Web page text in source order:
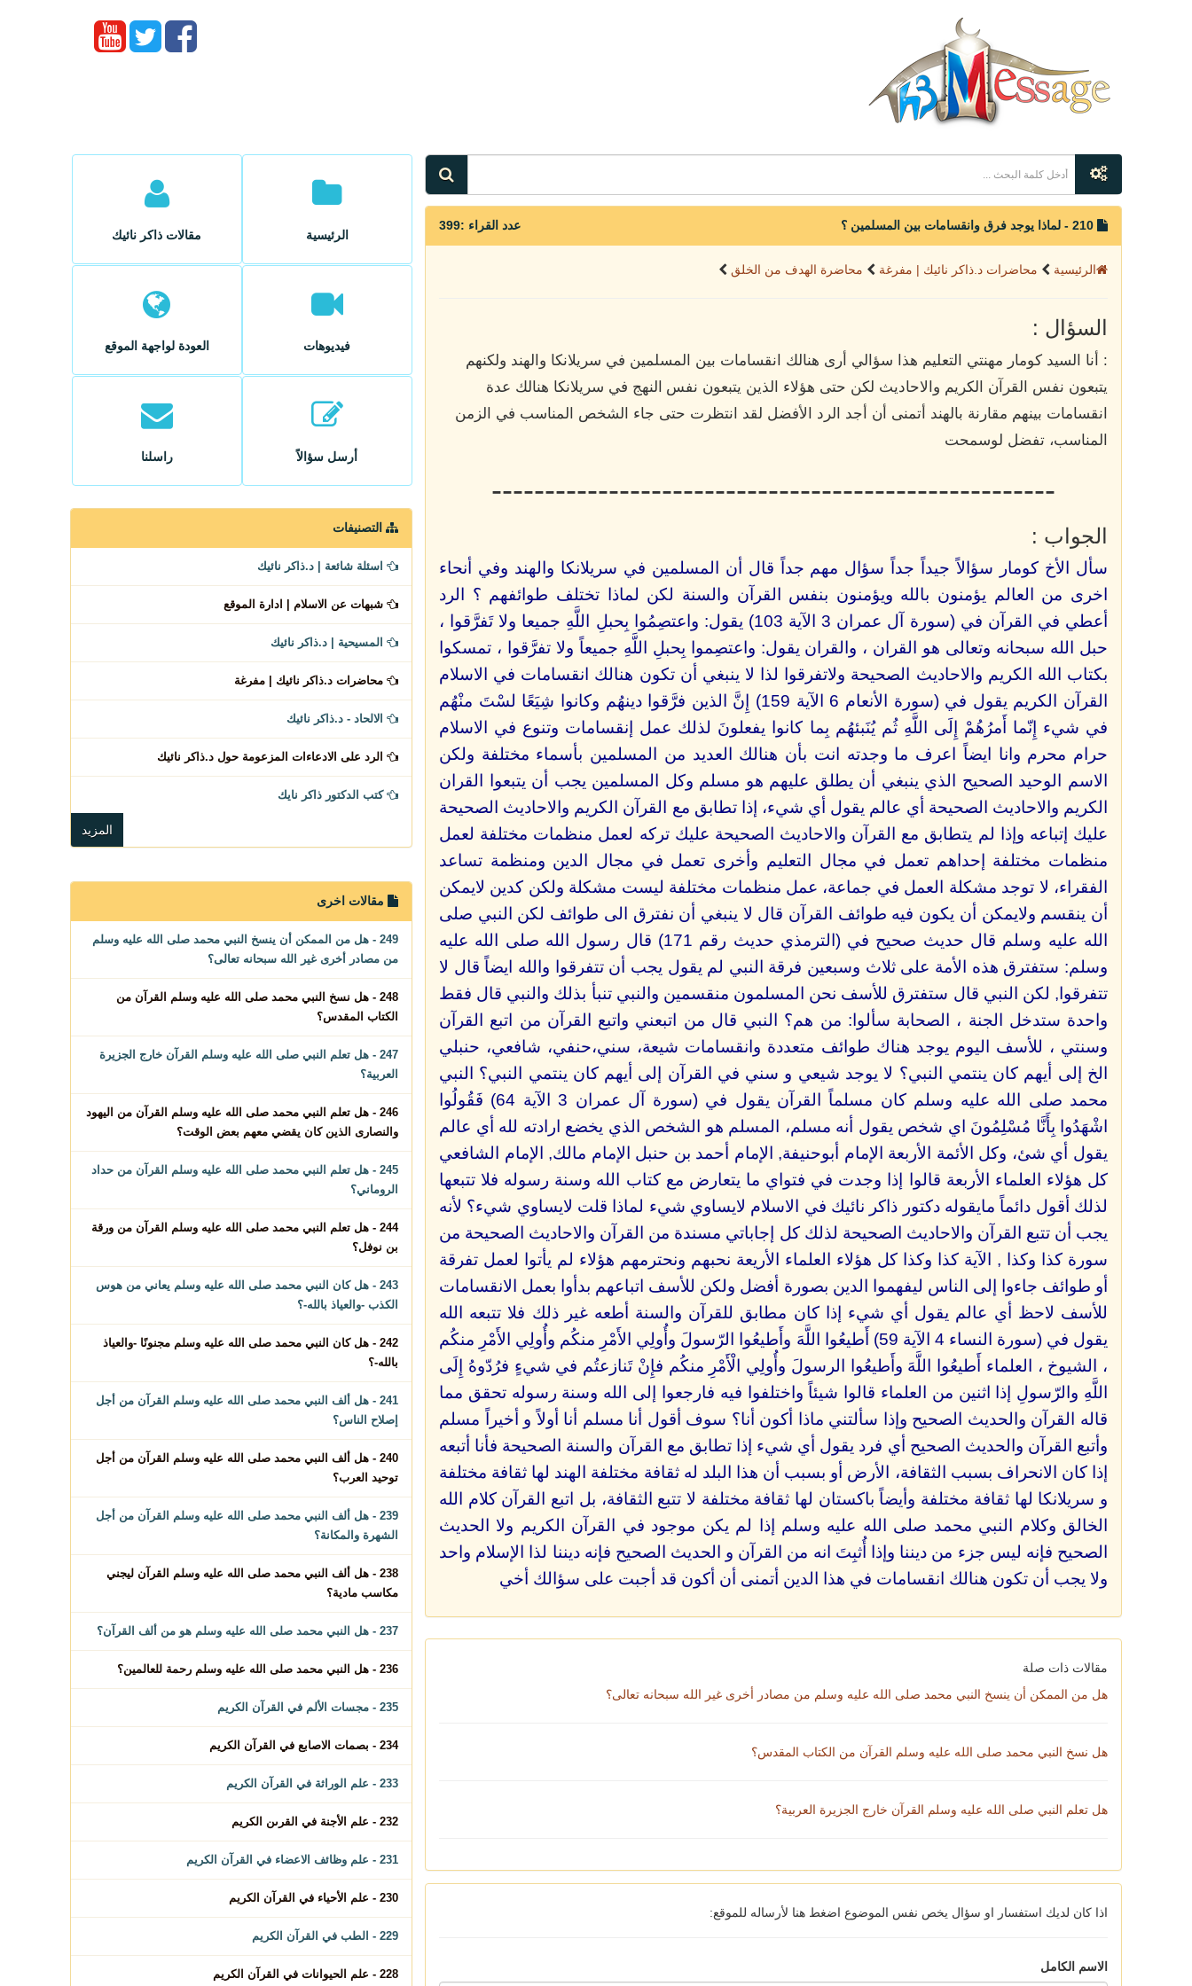
عدد القراء :399
الرئيسية محاضرات د.ذاكر نائيك | مفرغة محاضرة الهدف من الخلق
السؤال :
: أنا السيد كومار مهنتي التعليم هذا سؤالي أرى هنالك انقسامات بين المسلمين في سريلانكا والهند ولكنهم
يتبعون نفس القرآن الكريم والاحاديث لكن حتى هؤلاء الذين يتبعون نفس النهج في سريلانكا هنالك عدة
انقسامات بينهم مقارنة بالهند أتمنى أن أجد الرد الأفضل لقد انتظرت حتى جاء الشخص المناسب في الزمن
المناسب، تفضل لوسمحت
-----------------------------------------------------
الجواب :
سأل الأخ كومار سؤالاً جيداً جداً سؤال مهم جداً قال أن المسلمين في سريلانكا والهند وفي أنحاء
اخرى من العالم يؤمنون بالله ويؤمنون بنفس القرآن والسنة لكن لماذا تختلف طوائفهم ؟ الرد
أعطي في القرآن في (سورة آل عمران 3 الآية 103) يقول: واعتصِمُوا بِحبلِ اللَّهِ جميعا ولا تَفرَّقوا ،
حبل الله سبحانه وتعالى هو القران ، والقران يقول: واعتصِموا بِحبلِ اللَّهِ جميعاً ولا تفرَّقوا ، تمسكوا
بكتاب الله الكريم والاحاديث الصحيحة ولاتفرقوا لذا لا ينبغي أن تكون هنالك انقسامات في الاسلام
القرآن الكريم يقول في (سورة الأنعام 6 الآية 159) إِنَّ الذين فرَّقوا دينهُم وكانوا شِيَعًا لسْتَ منْهُم
في شيء إِنّما أَمرُهُمْ إِلَى اللَّهِ ثُم يُنَبئهُم بِما كانوا يفعلونَ لذلك عمل إنقسامات وتنوع في الاسلام
حرام محرم وانا ايضاً اعرف ما وجدته انت بأن هنالك العديد من المسلمين بأسماء مختلفة ولكن
الاسم الوحيد الصحيح الذي ينبغي أن يطلق عليهم هو مسلم وكل المسلمين يجب أن يتبعوا القران
الكريم والاحاديث الصحيحة أي عالم يقول أي شيء، إذا تطابق مع القرآن الكريم والاحاديث الصحيحة
عليك إتباعه وإذا لم يتطابق مع القرآن والاحاديث الصحيحة عليك تركه لعمل منظمات مختلفة لعمل
منظمات مختلفة إحداهم تعمل في مجال التعليم وأخرى تعمل في مجال الدين ومنظمة تساعد
الفقراء، لا توجد مشكلة العمل في جماعة، عمل منظمات مختلفة ليست مشكلة ولكن كدين لايمكن
أن ينقسم ولايمكن أن يكون فيه طوائف القرآن قال لا ينبغي أن نفترق الى طوائف لكن النبي صلى
الله عليه وسلم قال حديث صحيح في (الترمذي حديث رقم 171) قال رسول الله صلى الله عليه
وسلم: ستفترق هذه الأمة على ثلاث وسبعين فرقة النبي لم يقول يجب أن تتفرقوا والله ايضاً قال لا
تتفرقوا, لكن النبي قال ستفترق للأسف نحن المسلمون منقسمين والنبي تنبأ بذلك والنبي قال فقط
واحدة ستدخل الجنة ، الصحابة سألوا: من هم؟ النبي قال من اتبعني واتبع القرآن من اتبع القرآن
وسنتي ، للأسف اليوم يوجد هناك طوائف متعددة وانقسامات شيعة، سني،حنفي، شافعي، حنبلي
الخ إلى أيهم كان ينتمي النبي؟ لا يوجد شيعي و سني في القرآن إلى أيهم كان ينتمي النبي؟ النبي
محمد صلى الله عليه وسلم كان مسلماً القرآن يقول في (سورة آل عمران 3 الآية 64) فَقُولُوا
اشْهَدُوا بِأَنَّا مُسْلِمُونَ اي شخص يقول أنه مسلم، المسلم هو الشخص الذي يخضع ارادته لله أي عالم
يقول أي شئ، وكل الأئمة الأربعة الإمام أبوحنيفة, الإمام أحمد بن حنبل الإمام مالك, الإمام الشافعي
كل هؤلاء العلماء الأربعة قالوا إذا وجدت في فتواي ما يتعارض مع كتاب الله وسنة رسوله فلا تتبعها
لذلك أقول دائماً مايقوله دكتور ذاكر نائيك في الاسلام لايساوي شيء لماذا قلت لايساوي شيء؟ لأنه
يجب أن تتبع القرآن والاحاديث الصحيحة لذلك كل إجاباتي مسندة من القرآن والاحاديث الصحيحة من
سورة كذا وكذا , الآية كذا وكذا كل هؤلاء العلماء الأريعة نحبهم ونحترمهم هؤلاء لم يأتوا لعمل تفرقة
أو طوائف جاءوا إلى الناس ليفهموا الدين بصورة أفضل ولكن للأسف اتباعهم بدأوا بعمل الانقسامات
للأسف لاحظ أي عالم يقول أي شيء إذا كان مطابق للقرآن والسنة أطعه غير ذلك فلا تتبعه الله
يقول في (سورة النساء 4 الآية 59) أَطيعُوا اللَّهَ وأَطيعُوا الرّسولَ وأُولِي الأَمْرِ منكُم وأُولِي الأَمْرِ منكُم
، الشيوخ ، العلماء أَطيعُوا اللَّهَ وأَطيعُوا الرسولَ وأُولِي الْأَمْرِ منكُم فإِنْ تَنازعتُم في شيءٍ فرُدّوهُ إِلَى
اللَّهِ والرّسولِ إذا اثنين من العلماء قالوا شيئاً واختلفوا فيه فارجعوا إلى الله وسنة رسوله تحقق مما
قاله القرآن والحديث الصحيح وإذا سألتني ماذا أكون أنا؟ سوف أقول أنا مسلم أنا أولاً و أخيراً مسلم
وأتبع القرآن والحديث الصحيح أي فرد يقول أي شيء إذا تطابق مع القرآن والسنة الصحيحة فأنا أتبعه
إذا كان الانحراف بسبب الثقافة، الأرض أو بسبب أن هذا البلد له ثقافة مختلفة الهند لها ثقافة مختلفة
و سريلانكا لها ثقافة مختلفة وأيضاً باكستان لها ثقافة مختلفة لا تتبع الثقافة، بل اتبع القرآن كلام الله
الخالق وكلام النبي محمد صلى الله عليه وسلم إذا لم يكن موجود في القرآن الكريم ولا الحديث
الصحيح فإنه ليس جزء من ديننا وإذا أُثبِتَ انه من القرآن و الحديث الصحيح فإنه ديننا لذا الإسلام واحد
ولا يجب أن تكون هنالك انقسامات في هذا الدين أتمنى أن أكون قد أجبت على سؤالك أخي
مقالات ذات صلة
هل من الممكن أن ينسخ النبي محمد صلى الله عليه وسلم من مصادر أخرى غير الله سبحانه تعالى؟
هل نسخ النبي محمد صلى الله عليه وسلم القرآن من الكتاب المقدس؟
هل تعلم النبي صلى الله عليه وسلم القرآن خارج الجزيرة العربية؟
اذا كان لديك استفسار او سؤال يخص نفس الموضوع اضغط هنا لأرساله للموقع:
الاسم الكامل
الرئيسية مقالات ذاكر نائيك
فيديوهات العودة لواجهة الموقع
أرسل سؤالاً راسلنا
التصنيفات
اسئلة شائعة | د.ذاكر نائيك
شبهات عن الاسلام | ادارة الموقع
المسيحية | د.ذاكر نائيك
محاضرات د.ذاكر نائيك | مفرغة
الالحاد - د.ذاكر نائيك
الرد على الادعاءات المزعومة حول د.ذاكر نائيك
كتب الدكتور ذاكر نايك
المزيد
مقالات اخرى
249 - هل من الممكن أن ينسخ النبي محمد صلى الله عليه وسلم
من مصادر أخرى غير الله سبحانه تعالى؟
248 - هل نسخ النبي محمد صلى الله عليه وسلم القرآن من
الكتاب المقدس؟
247 - هل تعلم النبي صلى الله عليه وسلم القرآن خارج الجزيرة
العربية؟
246 - هل تعلم النبي محمد صلى الله عليه وسلم القرآن من اليهود
والنصارى الذين كان يقضي معهم بعض الوقت؟
245 - هل تعلم النبي محمد صلى الله عليه وسلم القرآن من حداد
الروماني؟
244 - هل تعلم النبي محمد صلى الله عليه وسلم القرآن من ورقة
بن نوفل؟
243 - هل كان النبي محمد صلى الله عليه وسلم يعاني من هوس
الكذب -والعياذ بالله-؟
242 - هل كان النبي محمد صلى الله عليه وسلم مجنونًا -والعياذ
بالله-؟
241 - هل ألف النبي محمد صلى الله عليه وسلم القرآن من أجل
إصلاح الناس؟
240 - هل ألف النبي محمد صلى الله عليه وسلم القرآن من أجل
توحيد العرب؟
239 - هل ألف النبي محمد صلى الله عليه وسلم القرآن من أجل
الشهرة والمكانة؟
238 - هل ألف النبي محمد صلى الله عليه وسلم القرآن ليجني
مكاسب مادية؟
237 - هل النبي محمد صلى الله عليه وسلم هو من ألف القرآن؟
236 - هل النبي محمد صلى الله عليه وسلم رحمة للعالمين؟
235 - مجسات الألم في القرآن الكريم
234 - بصمات الاصابع في القرآن الكريم
233 - علم الوراثة في القرآن الكريم
232 - علم الأجنة في القرىن الكريم
231 - علم وظائف الاعضاء في القرآن الكريم
230 - علم الأحياء في القرآن الكريم
229 - الطب في القرآن الكريم
228 - علم الحيوانات في القرآن الكريم